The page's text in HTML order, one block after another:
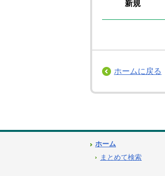
新規
ホームに戻る
ホーム
まとめて検索